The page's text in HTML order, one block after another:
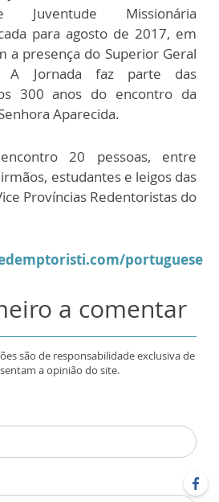
Juventude Missionária
para agosto de 2017, em
a presença do Superior Geral
A Jornada faz parte das
300 anos do encontro da
Aparecida.
20 pessoas, entre
estudantes e leigos das
Províncias Redentoristas do
portuguese
a comentar
são de responsabilidade exclusiva de
a opinião do site.